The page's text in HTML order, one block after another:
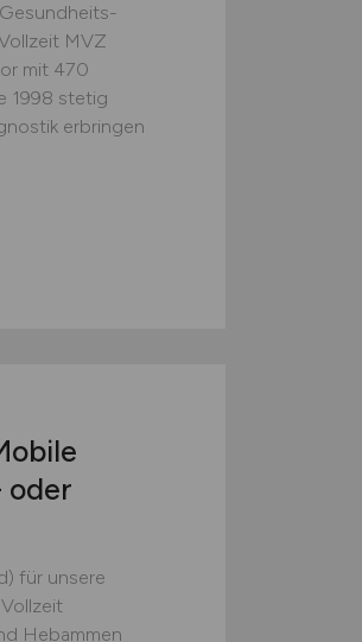
MVZ
mit 470
1998 stetig
erbringen
oder
für unsere
Hebammen